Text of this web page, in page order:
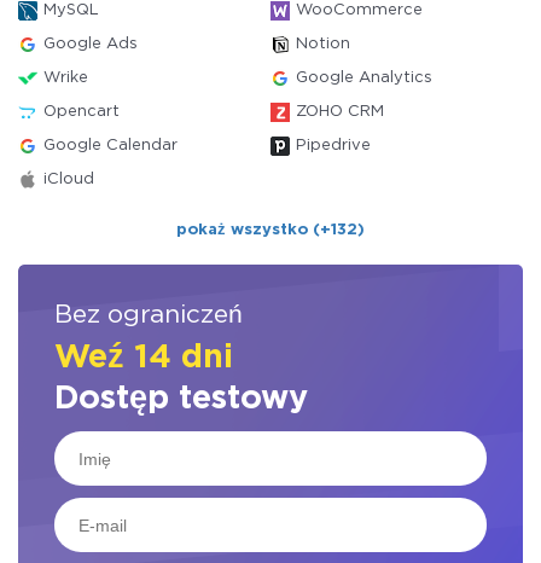
MySQL WooCommerce
Google Ads Notion
Wrike Google Analytics
Opencart ZOHO CRM
Google Calendar Pipedrive
iCloud
pokaż wszystko (+132)
Bez ograniczeń
Weź 14 dni
Dostęp testowy